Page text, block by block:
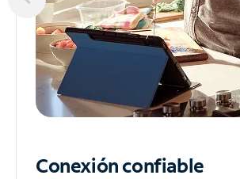
Conexión confiable